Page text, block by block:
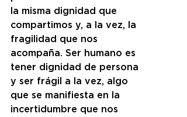
la misma dignidad que
compartimos y, a la vez, la
fragilidad que nos
acompaña. Ser humano es
tener dignidad de persona
y ser frágil a la vez, algo
que se manifiesta en la
incertidumbre que nos